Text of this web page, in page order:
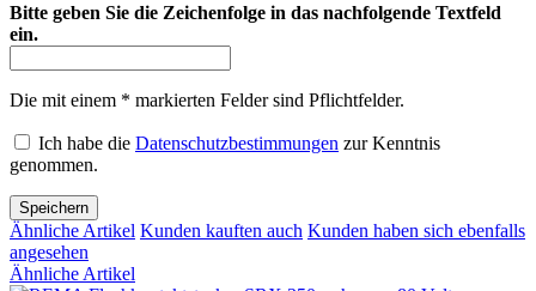
Bitte geben Sie die Zeichenfolge in das nachfolgende Textfeld
ein.
Die mit einem * markierten Felder sind Pflichtfelder.
Ich habe die Datenschutzbestimmungen zur Kenntnis
genommen.
Speichern
Ähnliche Artikel Kunden kauften auch Kunden haben sich ebenfalls
angesehen
Ähnliche Artikel